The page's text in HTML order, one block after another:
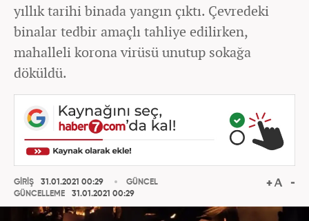
yıllık tarihi binada yangın çıktı. Çevredeki
binalar tedbir amaçlı tahliye edilirken,
mahalleli korona virüsü unutup sokağa
döküldü.
GİRİŞ
31.01.2021 00:29
GÜNCELLEME
31.01.2021 00:29
GÜNCEL